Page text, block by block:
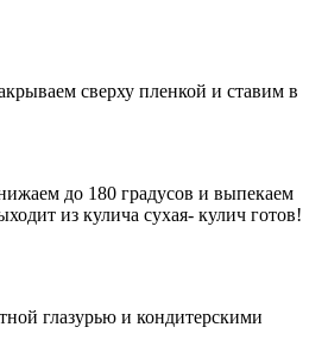
сверху пленкой и ставим в
до 180 градусов и выпекаем
из кулича сухая- кулич готов!
глазурью и кондитерскими